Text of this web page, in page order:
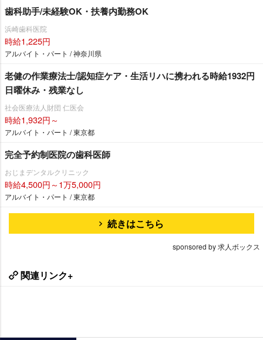
歯科助手/未経験OK・扶養内勤務OK
浜崎歯科医院
時給1,225円
アルバイト・パート / 神奈川県
老健の作業療法士/認知症ケア・生活リハに携われる時給1932円
日曜休み・残業なし
社会医療法人財団 仁医会
時給1,932円～
アルバイト・パート / 東京都
完全予約制医院の歯科医師
おじまデンタルクリニック
時給4,500円～1万5,000円
アルバイト・パート / 東京都
続きはこちら
sponsored by 求人ボックス
関連リンク+